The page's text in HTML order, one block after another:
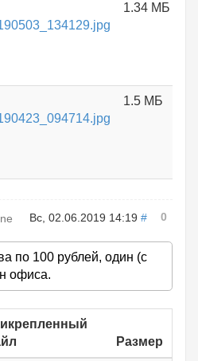
1.34 МБ
1.5 МБ
Вс, 02.06.2019 14:19 # 0
по 100 рублей, один (с
офиса.
Размер